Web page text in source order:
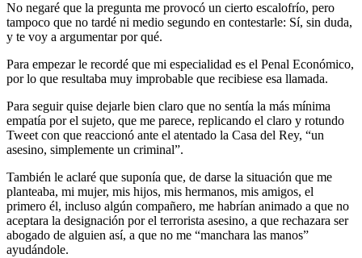
No negaré que la pregunta me provocó un cierto escalofrío, pero
tampoco que no tardé ni medio segundo en contestarle: Sí, sin duda,
y te voy a argumentar por qué.
Para empezar le recordé que mi especialidad es el Penal Económico,
por lo que resultaba muy improbable que recibiese esa llamada.
Para seguir quise dejarle bien claro que no sentía la más mínima
empatía por el sujeto, que me parece, replicando el claro y rotundo
Tweet con que reaccionó ante el atentado la Casa del Rey, “un
asesino, simplemente un criminal”.
También le aclaré que suponía que, de darse la situación que me
planteaba, mi mujer, mis hijos, mis hermanos, mis amigos, el
primero él, incluso algún compañero, me habrían animado a que no
aceptara la designación por el terrorista asesino, a que rechazara ser
abogado de alguien así, a que no me “manchara las manos”
ayudándole.